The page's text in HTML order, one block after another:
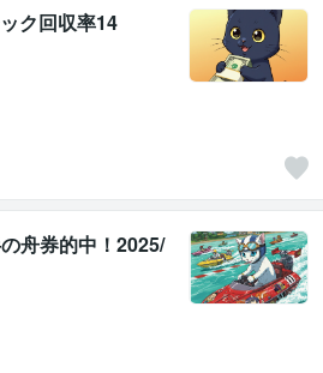
ク回収率14
舟券的中！2025/